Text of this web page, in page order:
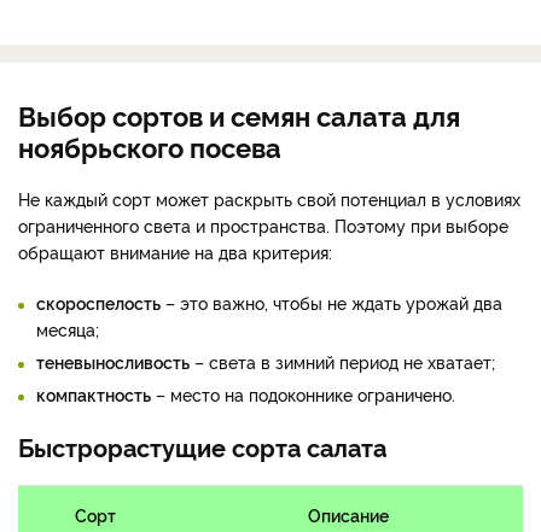
Выбор сортов и семян салата для
ноябрьского посева
Не каждый сорт может раскрыть свой потенциал в условиях
ограниченного света и пространства. Поэтому при выборе
обращают внимание на два критерия:
скороспелость – это важно, чтобы не ждать урожай два
месяца;
теневыносливость – света в зимний период не хватает;
компактность – место на подоконнике ограничено.
Быстрорастущие сорта салата
Сорт Описание